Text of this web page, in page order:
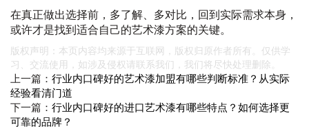
在真正做出选择前，多了解、多对比，回到实际需求本身，
或许才是找到适合自己的艺术漆方案的关键。
版权声明：本页内容均来源于互联网，版权归原作者所有。仅供学
习、交流使用，如涉及侵权请联系我们，我们将尽快处理删除。
上一篇： 行业内口碑好的艺术漆加盟有哪些判断标准？从实际
经验看清门道
下一篇： 行业内口碑好的进口艺术漆有哪些特点？如何选择更
可靠的品牌？